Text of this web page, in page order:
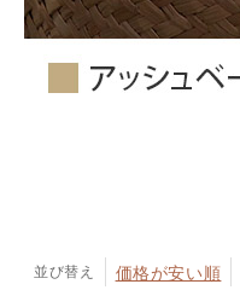
並び替え 価格が安い順